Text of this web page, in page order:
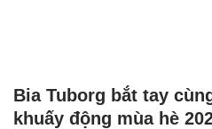
Bia Tuborg bắt tay
khuấy động mùa hè